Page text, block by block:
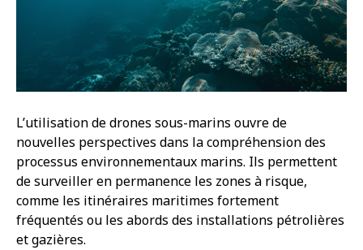
L’utilisation de drones sous-marins ouvre de
nouvelles perspectives dans la compréhension des
processus environnementaux marins. Ils permettent
de surveiller en permanence les zones à risque,
comme les itinéraires maritimes fortement
fréquentés ou les abords des installations pétrolières
et gazières.